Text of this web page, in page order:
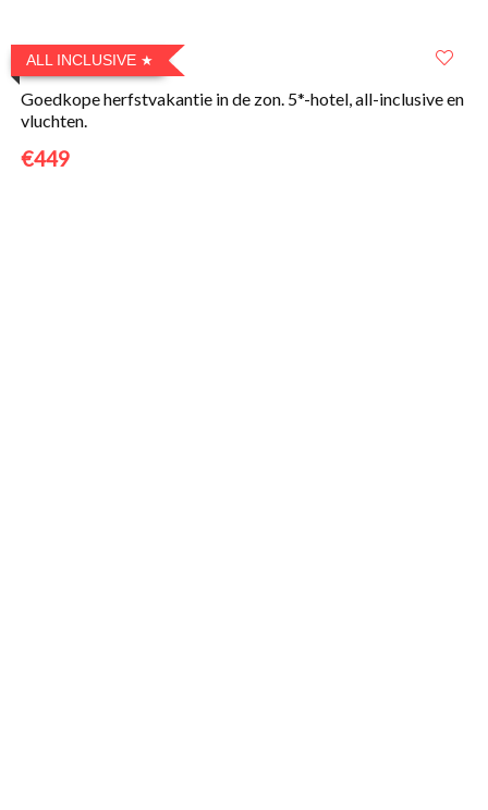
ALL INCLUSIVE
Goedkope herfstvakantie in de zon. 5*-hotel, all-inclusive en
vluchten.
€449